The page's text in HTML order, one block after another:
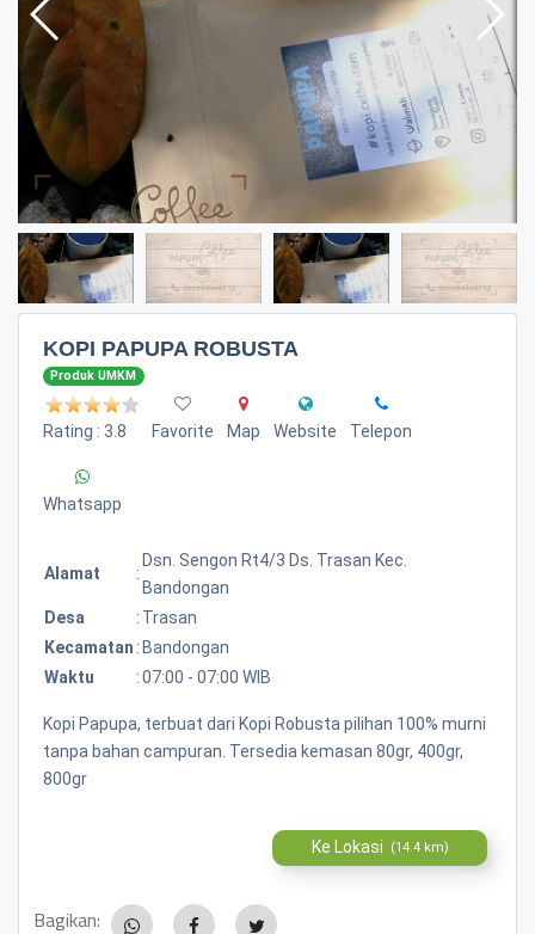
KOPI PAPUPA ROBUSTA
Produk UMKM
Rating : 3.8 Favorite Map Website Telepon
Whatsapp
Alamat :
Dsn. Sengon Rt4/3 Ds. Trasan Kec.
Bandongan
Desa
: Trasan
Kecamatan : Bandongan
Waktu
:07:00 - 07:00 WIB
Kopi Papupa, terbuat dari Kopi Robusta pilihan 100% murni
tanpa bahan campuran. Tersedia kemasan 80gr, 400gr,
800gr
Ke Lokasi (14.4 km)
Bagikan: